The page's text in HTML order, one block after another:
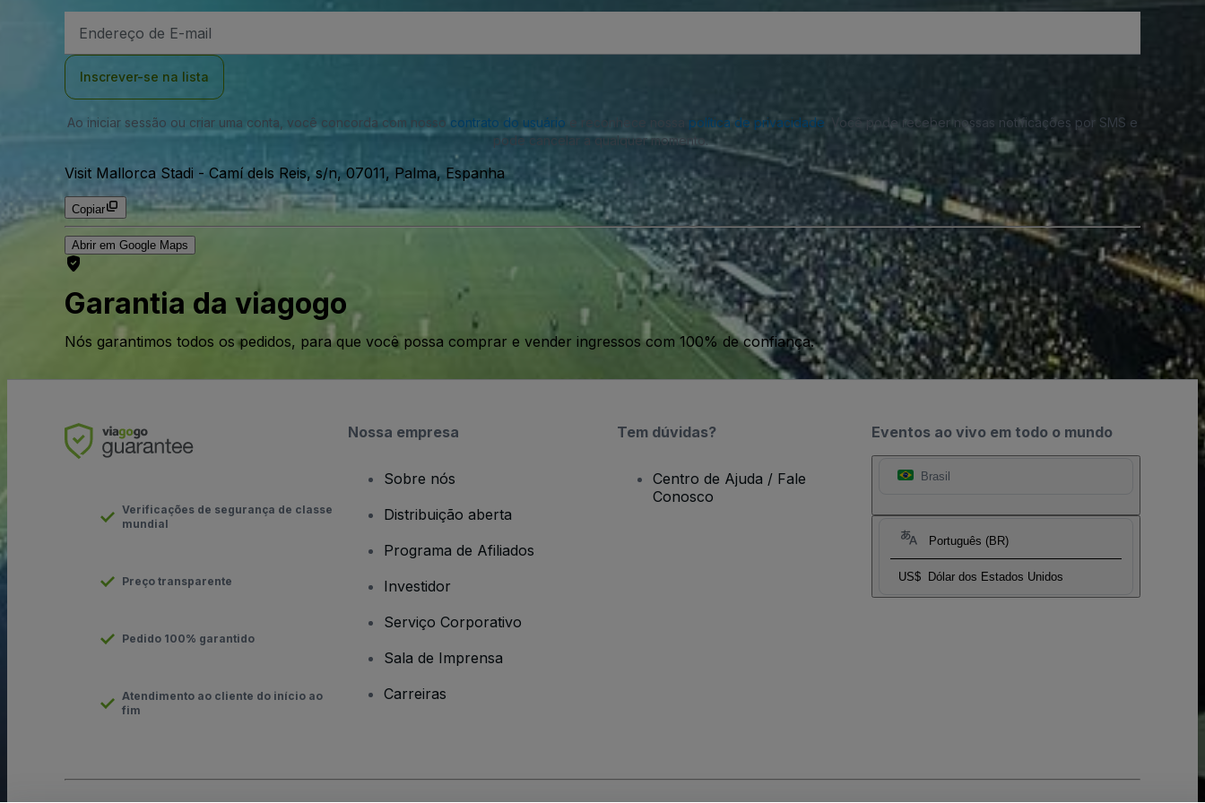
de
Inscrever-se na lista
Ao iniciar sessão ou criar uma conta, você concorda com nosso contrato do usuário e reconhece nossa política de privacidade . Você pode receber nossas notificações por SMS e
pode cancelar a qualquer momento.
Visit Mallorca Stadi - Camí dels Reis, s/n, 07011, Palma, Espanha
Copiar
Abrir em Google Maps
Garantia da viagogo
Nós garantimos todos os pedidos, para que você possa comprar e vender ingressos com 100% de confiança.
Eventos ao vivo em todo o mundo
Brasil
Português (BR)
US$ Dólar dos Estados Unidos
Verificações de segurança de classe
mundial
Preço transparente
Pedido 100% garantido
Atendimento ao cliente do início ao
fim
Nossa empresa
Sobre nós
Distribuição aberta
Programa de Afiliados
Investidor
Serviço Corporativo
Sala de Imprensa
Carreiras
Tem dúvidas?
Centro de Ajuda / Fale
Conosco